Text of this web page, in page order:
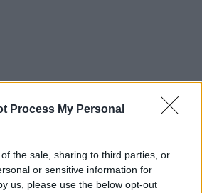
Process My Personal
the sale, sharing to third parties, or
or sensitive information for
us, please use the below opt-out